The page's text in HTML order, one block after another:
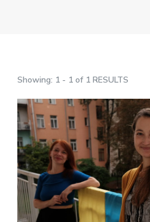
Showing: 1 - 1 of 1 RESULTS